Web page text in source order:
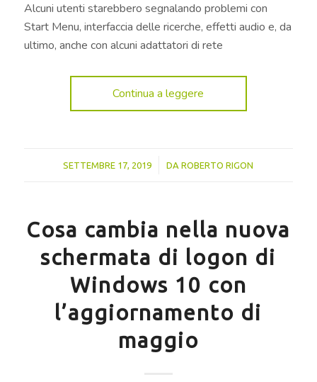
Alcuni utenti starebbero segnalando problemi con
Start Menu, interfaccia delle ricerche, effetti audio e, da
ultimo, anche con alcuni adattatori di rete
Continua a leggere
SETTEMBRE 17, 2019
/ DAROBERTO RIGON
Cosa cambia nella nuova
schermata di logon di
Windows 10 con
l’aggiornamento di
maggio